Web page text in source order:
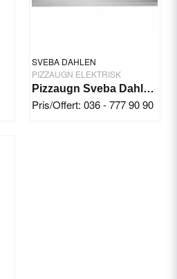
SVEBA DAHLEN
PIZZAUGN ELEKTRISK
Pizzaugn Sveba Dahlen P602-SD Touch
Pris/Offert: 036 - 777 90 90